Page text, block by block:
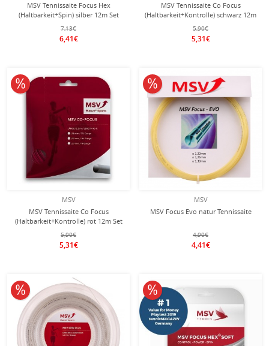
MSV Tennissaite Focus Hex
(Haltbarkeit+Spin) silber 12m Set
7,13€
6,41€
MSV Tennissaite Co Focus
(Haltbarkeit+Kontrolle) schwarz 12m
Set
5,90€
5,31€
MSV
MSV Tennissaite Co Focus
(Haltbarkeit+Kontrolle) rot 12m Set
5,90€
5,31€
10% reduziert
MSV
MSV Focus Evo natur Tennissaite
4,90€
4,41€
10% reduziert
10% reduziert 10% reduziert